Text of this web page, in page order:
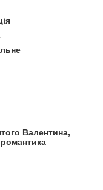
Валентина,